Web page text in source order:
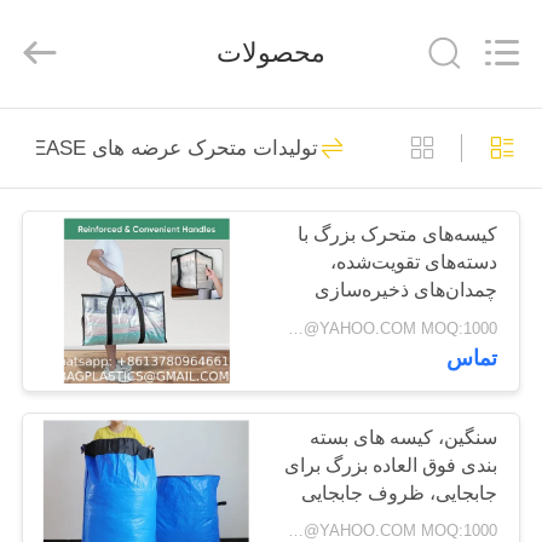
صفحه
اصلی
محصولات
درباره
کارخانه
CO.,LTD..
Developed
بسته بندی محصولات
لوازم جانبی تولید
کیسه
305
محصولات باغگاهی
عرضه BAGEASE
205
محصولات
تولیدات متحرک عرضه های BAGEASE
کیسه‌های متحرک بزرگ با
دسته‌های تقویت‌شده،
چمدان‌های ذخیره‌سازی
سنگین برای لباس، لوازم
جابجایی (پاک، 2 بسته)
Negotiable BAGPLASTICS@YAHOO.COM MOQ:1000 قطعه اسکایپ: mydearneil
تماس
سنگین، کیسه های بسته
بندی فوق العاده بزرگ برای
جابجایی، ظروف جابجایی
قابل استفاده مجدد،
Negotiable BAGPLASTICS@YAHOO.COM MOQ:1000 قطعه اسکایپ: mydearneil